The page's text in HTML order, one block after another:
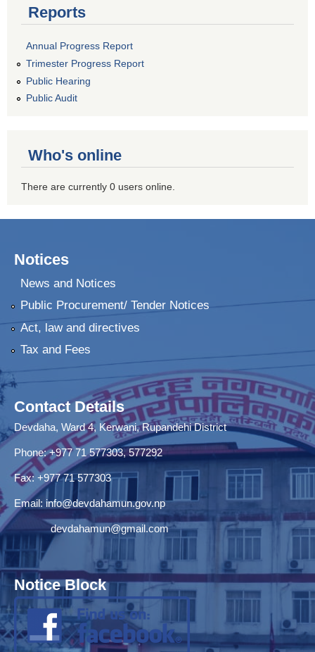
Reports
Annual Progress Report
Trimester Progress Report
Public Hearing
Public Audit
Who's online
There are currently 0 users online.
Notices
News and Notices
Public Procurement/ Tender Notices
Act, law and directives
Tax and Fees
Contact Details
Devdaha, Ward 4, Kerwani, Rupandehi District
Phone: +977 71 577303, 577292
Fax: +977 71 577303
Email: info@devdahamun.gov.np
devdahamun@gmail.com
Notice Block